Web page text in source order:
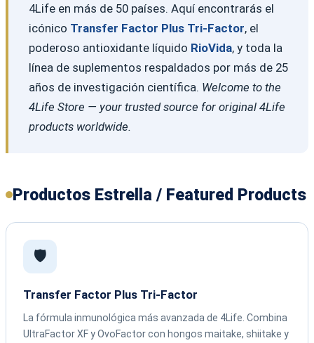
4Life en más de 50 países. Aquí encontrarás el
icónico Transfer Factor Plus Tri-Factor, el
poderoso antioxidante líquido RioVida, y toda la
línea de suplementos respaldados por más de 25
años de investigación científica. Welcome to the
4Life Store — your trusted source for original 4Life
products worldwide.
Productos Estrella / Featured Products
🛡️
Transfer Factor Plus Tri-Factor
La fórmula inmunológica más avanzada de 4Life. Combina
UltraFactor XF y OvoFactor con hongos maitake, shiitake y